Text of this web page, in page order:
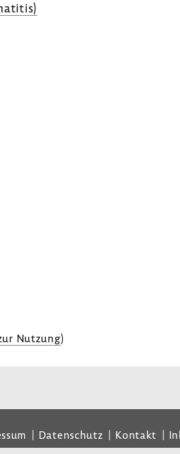
Nutzung)
Datenschutz Kontakt